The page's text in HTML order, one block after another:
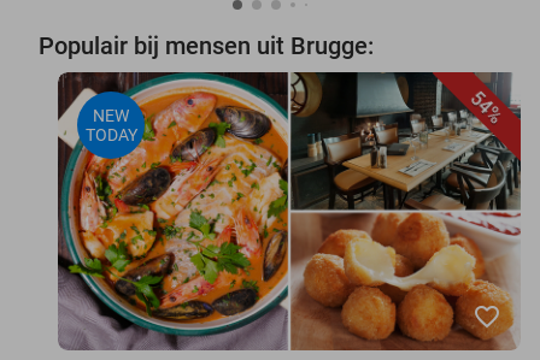
Populair bij mensen uit Brugge:
54%
NEW
TODAY
favorite_border